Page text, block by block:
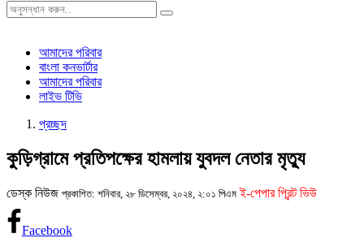
আমাদের পরিবার
বাংলা কনভার্টার
আমাদের পরিবার
লাইভ টিভি
প্রচ্ছদ
কুড়িগ্রামে প্রতিপক্ষের হামলায় যুবদল নেতার মৃত্যু
ডেস্ক নিউজ প্রকাশিত: শনিবার, ২৮ ডিসেম্বর, ২০২৪, ২:০১ পিএম ই-পেপার প্রিন্ট ভিউ
Facebook